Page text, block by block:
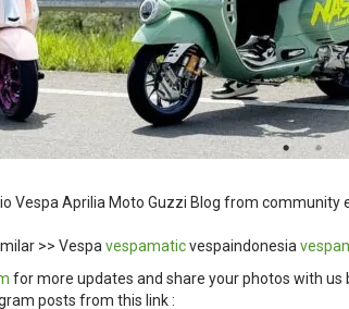
Vespa Aprilia Moto Guzzi Blog from
>> Vespa vespamaticvespaindonesia
for more updates and share your photos with
posts from this link :